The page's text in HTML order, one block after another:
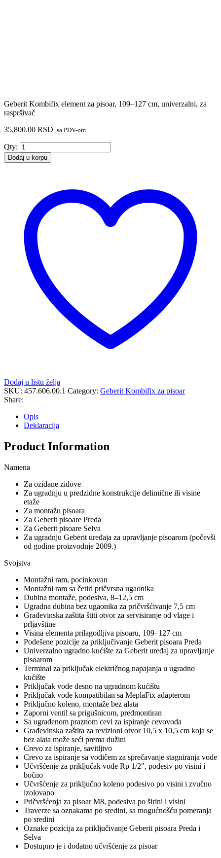
Geberit Kombifix element za pisoar, 109–127 cm, univerzalni, za
raspršivač
35,800.00 RSD sa PDV-om
Qty: Geberit
Kombifix
element
univerzalni,
za
raspršivač
količina
Dodaj u korpu
Dodaj u listu želja
SKU: 457.606.00.1 Category: Geberit Kombifix za pisoar
Share:
Opis
Deklaracija
Product Information
Namena
Za ozidane zidove
Za ugradnju u predzidne konstrukcije delimične ili visine
etaže
Za montažu pisoara
Za Geberit pisoare Preda
Za Geberit pisoare Selva
Za ugradnju Geberit uređaja za upravljanje pisoarom (počevši
od godine proizvodnje 2009.)
Svojstva
Montažni ram, pocinkovan
Montažni ram sa četiri pričvrsna ugaonika
Dubina montaže, podesiva, 8–12,5 cm
Ugradna dubina bez ugaonika za pričvršćivanje 7,5 cm
Građevinska zaštita štiti otvor za servisiranje od vlage i
prljavštine
Visina elementa prilagodljiva pisoaru, 109–127 cm
Podešene pozicije za priključivanje Geberit pisoara Preda
Univerzalno ugradno kućište za Geberit uređaj za upravljanje
pisoarom
Terminal za priključak električnog napajanja u ugradno
kućište
Priključak vode desno na ugradnom kućištu
Priključak vode kompatibilan sa MeplaFix adapterom
Priključno koleno, montaže bez alata
Zaporni ventil sa prigušnicom, predmontiran
Sa ugrađenom praznom cevi za ispiranje cevovoda
Građevinska zaštita za revizioni otvor 10,5 x 10,5 cm koja se
bez alata može seći prema dužini
Crevo za ispiranje, savitljivo
Crevo za ispiranje sa vodičem za sprečavanje stagniranja vode
Učvršćenje za priključak vode Rp 1/2″, podesiv po visini i
bočno
Učvršćenje za priključno koleno podesivo po visini i zvučno
izolovano
Pričvršćenja za pisoar M8, podesiva po širini i visini
Traverze sa oznakama po sredini, sa mogućnošću pomeranja
po sredini
Oznake pozicija za priključivanje Geberit pisoara Preda i
Selva
Dostupno je i dodatno učvršćenje za pisoar